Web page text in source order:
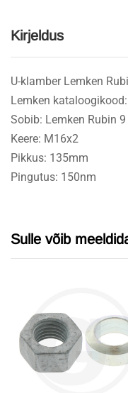
Kirjeldus
U-klamber Lemken
Lemken
Sobib: Lemken Rubin 9
Keere: M16x2
Pikkus: 135mm
Pingutus: 150nm
Sulle võib